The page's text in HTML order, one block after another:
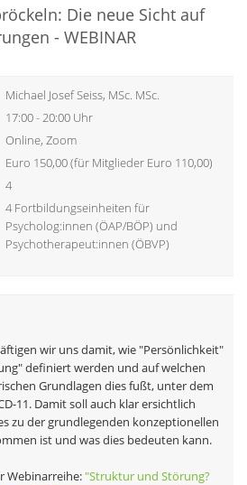
Die neue Sicht auf
- WEBINAR
Michael Josef Seiss, MSc. MSc.
17:00 - 20:00 Uhr
Online, Zoom
Euro 150,00 (für Mitglieder Euro 110,00)
4
4 Fortbildungseinheiten für
Psycholog:innen (ÖAP/BÖP) und
Psychotherapeut:innen (ÖBVP)
wir uns damit, wie "Persönlichkeit"
definiert werden und auf welchen
Grundlagen dies fußt, unter dem
11. Damit soll auch klar ersichtlich
zu der grundlegenden konzeptionellen
ist und was dies bedeuten kann.
Webinarreihe: "Struktur und Störung?